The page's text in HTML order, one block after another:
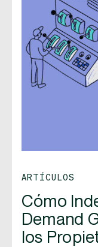
ARTÍCULOS
Cómo
Demand
los